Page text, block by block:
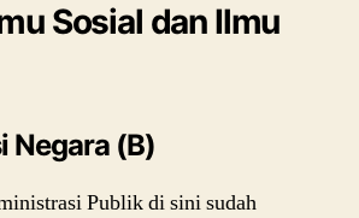
Sosial dan Ilmu
Negara (B)
Publik di sini sudah